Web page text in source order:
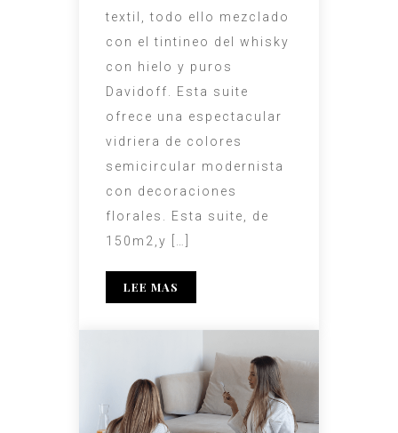
textil, todo ello mezclado
con el tintineo del whisky
con hielo y puros
Davidoff. Esta suite
ofrece una espectacular
vidriera de colores
semicircular modernista
con decoraciones
florales. Esta suite, de
150m2,y […]
LEE MAS